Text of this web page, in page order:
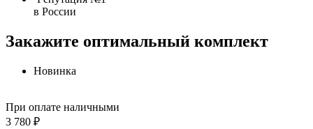
в России
Закажите оптимальный комплект
Новинка
При оплате наличными
3 780 ₽